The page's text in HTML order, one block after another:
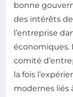
bonne
des intérêts
l’entreprise
économiques.
comité
la fois
modernes liés